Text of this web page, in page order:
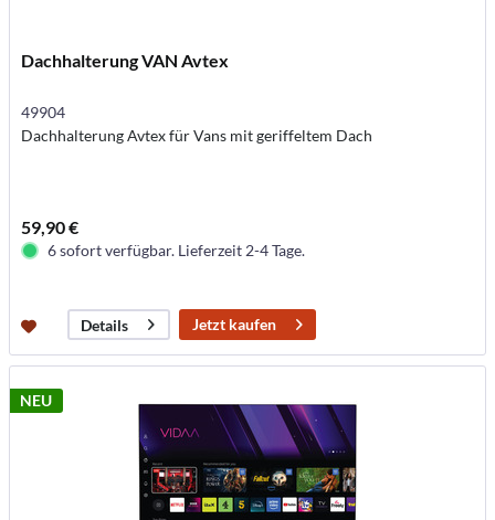
Dachhalterung VAN Avtex
49904
Dachhalterung Avtex für Vans mit geriffeltem Dach
59,90 €
6 sofort verfügbar. Lieferzeit 2-4 Tage.
Details Jetzt kaufen
NEU